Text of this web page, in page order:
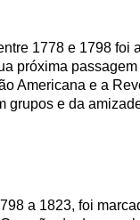
1778 e 1798 foi
próxima
Americana e a
grupos e da
a 1823, foi